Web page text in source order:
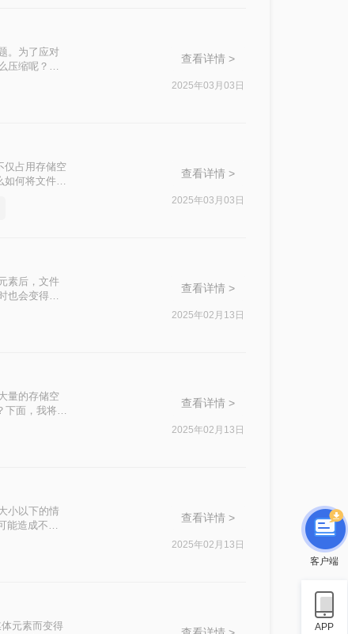
。为了应对
压缩呢？本
查看详情 >
2025年03月03日
仅占用存储空
如何将文件压
查看详情 >
2025年03月03日
素后，文件
也会变得不
查看详情 >
2025年02月13日
量的存储空
下面，我将详
查看详情 >
2025年02月13日
小以下的情
能造成不
查看详情 >
2025年02月13日
元素而变得
客户端
APP